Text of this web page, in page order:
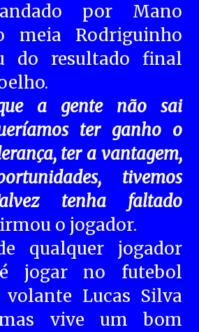
por Mano
meia Rodriguinho
do resultado final
a gente não sai
ter ganho o
ter a vantagem,
tivemos
tenha faltado
o jogador.
qualquer jogador
jogar no futebol
volante Lucas Silva
vive um bom